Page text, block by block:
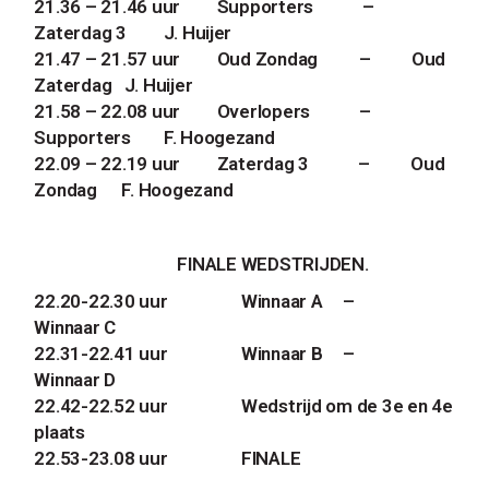
21.36 – 21.46 uur
Supporters
–
Zaterdag 3
J. Huijer
21.47 – 21.57 uur
Oud Zondag –
Oud
Zaterdag
J. Huijer
21.58 – 22.08 uur
Overlopers
–
Supporters
F. Hoogezand
22.09 – 22.19 uur
Zaterdag 3 –
Oud
Zondag
F. Hoogezand
FINALE WEDSTRIJDEN.
22.20-22.30 uur
Winnaar A
–
Winnaar C
22.31-22.41 uur
Winnaar B
–
Winnaar D
22.42-22.52 uur
Wedstrijd om de 3e en 4e
plaats
22.53-23.08 uur
FINALE